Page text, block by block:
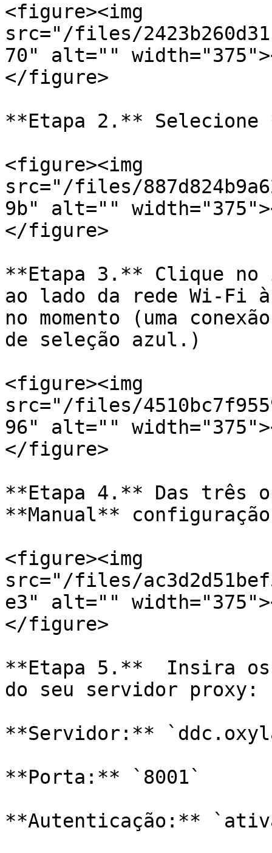
<figure><img
src="/files/
70" alt=""
</figure>
**Etapa 2.**
<figure><img
src="/files/
9b" alt=""
</figure>
**Etapa 3.** Clique no
ao lado da rede Wi-Fi
no momento (uma
de seleção azul.)
<figure><img
src="/files/
96" alt=""
</figure>
**Etapa 4.** Das três
**Manual**
<figure><img
src="/files/
e3" alt=""
</figure>
**Etapa 5.**  Insira
do seu servidor proxy:
**Servidor:**
**Porta:** `8001`
**Autenticação:**